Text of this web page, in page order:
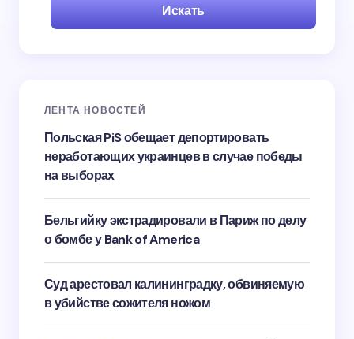
Искать
ЛЕНТА НОВОСТЕЙ
Польская PiS обещает депортировать
неработающих украинцев в случае победы
на выборах
Бельгийку экстрадировали в Париж по делу
о бомбе у Bank of America
Суд арестовал калининградку, обвиняемую
в убийстве сожителя ножом